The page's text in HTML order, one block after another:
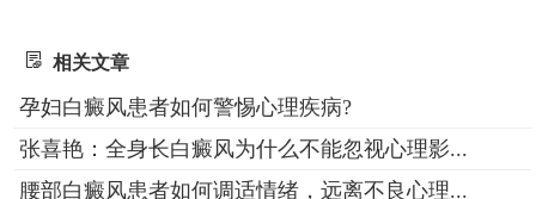
相关文章
孕妇白癜风患者如何警惕心理疾病?
张喜艳：全身长白癜风为什么不能忽视心理影...
腰部白癜风患者如何调适情绪，远离不良心理...